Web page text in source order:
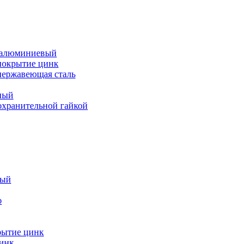
цинк
сталь
гайкой
цинк